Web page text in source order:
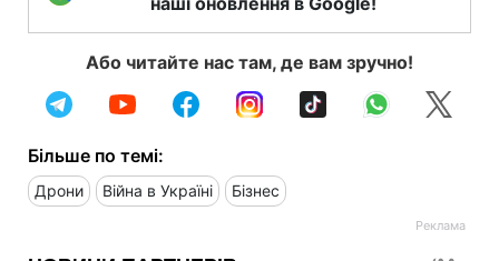
Або читайте нас там, де вам зручно!
Більше по темі:
Дрони Війна в Україні Бізнес